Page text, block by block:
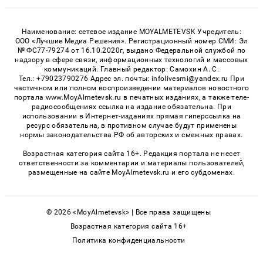
Наименование: сетевое издание MOYALMETEVSK Учредитель:
ООО «Лучшие Медиа Решения». Регистрационный номер СМИ: Эл
№ ФС77-79274 от 16.10.2020г, выдано Федеральной службой по
надзору в сфере связи, информационных технологий и массовых
коммуникаций. Главный редактор: Самохин А. С.
Тел.: +79023790276 Адрес эл. почты: infolivesmi@yandex.ru При
частичном или полном воспроизведении материалов новостного
портала www.MoyAlmetevsk.ru в печатных изданиях, а также теле-
радиосообщениях ссылка на издание обязательна. При
использовании в Интернет-изданиях прямая гиперссылка на
ресурс обязательна, в противном случае будут применены
нормы законодательства РФ об авторских и смежных правах.
Возрастная категория сайта 16+. Редакция портала не несет
ответственности за комментарии и материалы пользователей,
размещенные на сайте MoyAlmetevsk.ru и его субдоменах.
© 2026 «MoyAlmetevsk» | Все права защищены
Возрастная категория сайта 16+
Политика конфиденциальности